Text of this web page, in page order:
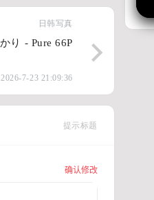
日韩写真
り - Pure 66P
2026-7-23 21:09:36
提示标题
确认修改